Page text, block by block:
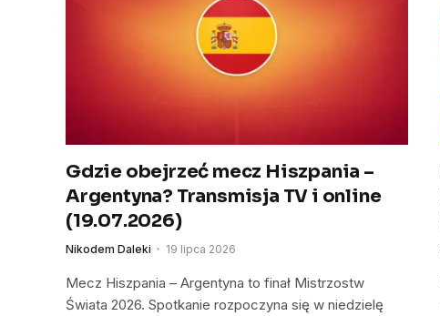
Gdzie obejrzeć mecz Hiszpania –
Argentyna? Transmisja TV i online
(19.07.2026)
Nikodem Daleki 19 lipca 2026
Mecz Hiszpania – Argentyna to finał Mistrzostw
Świata 2026. Spotkanie rozpoczyna się w niedzielę